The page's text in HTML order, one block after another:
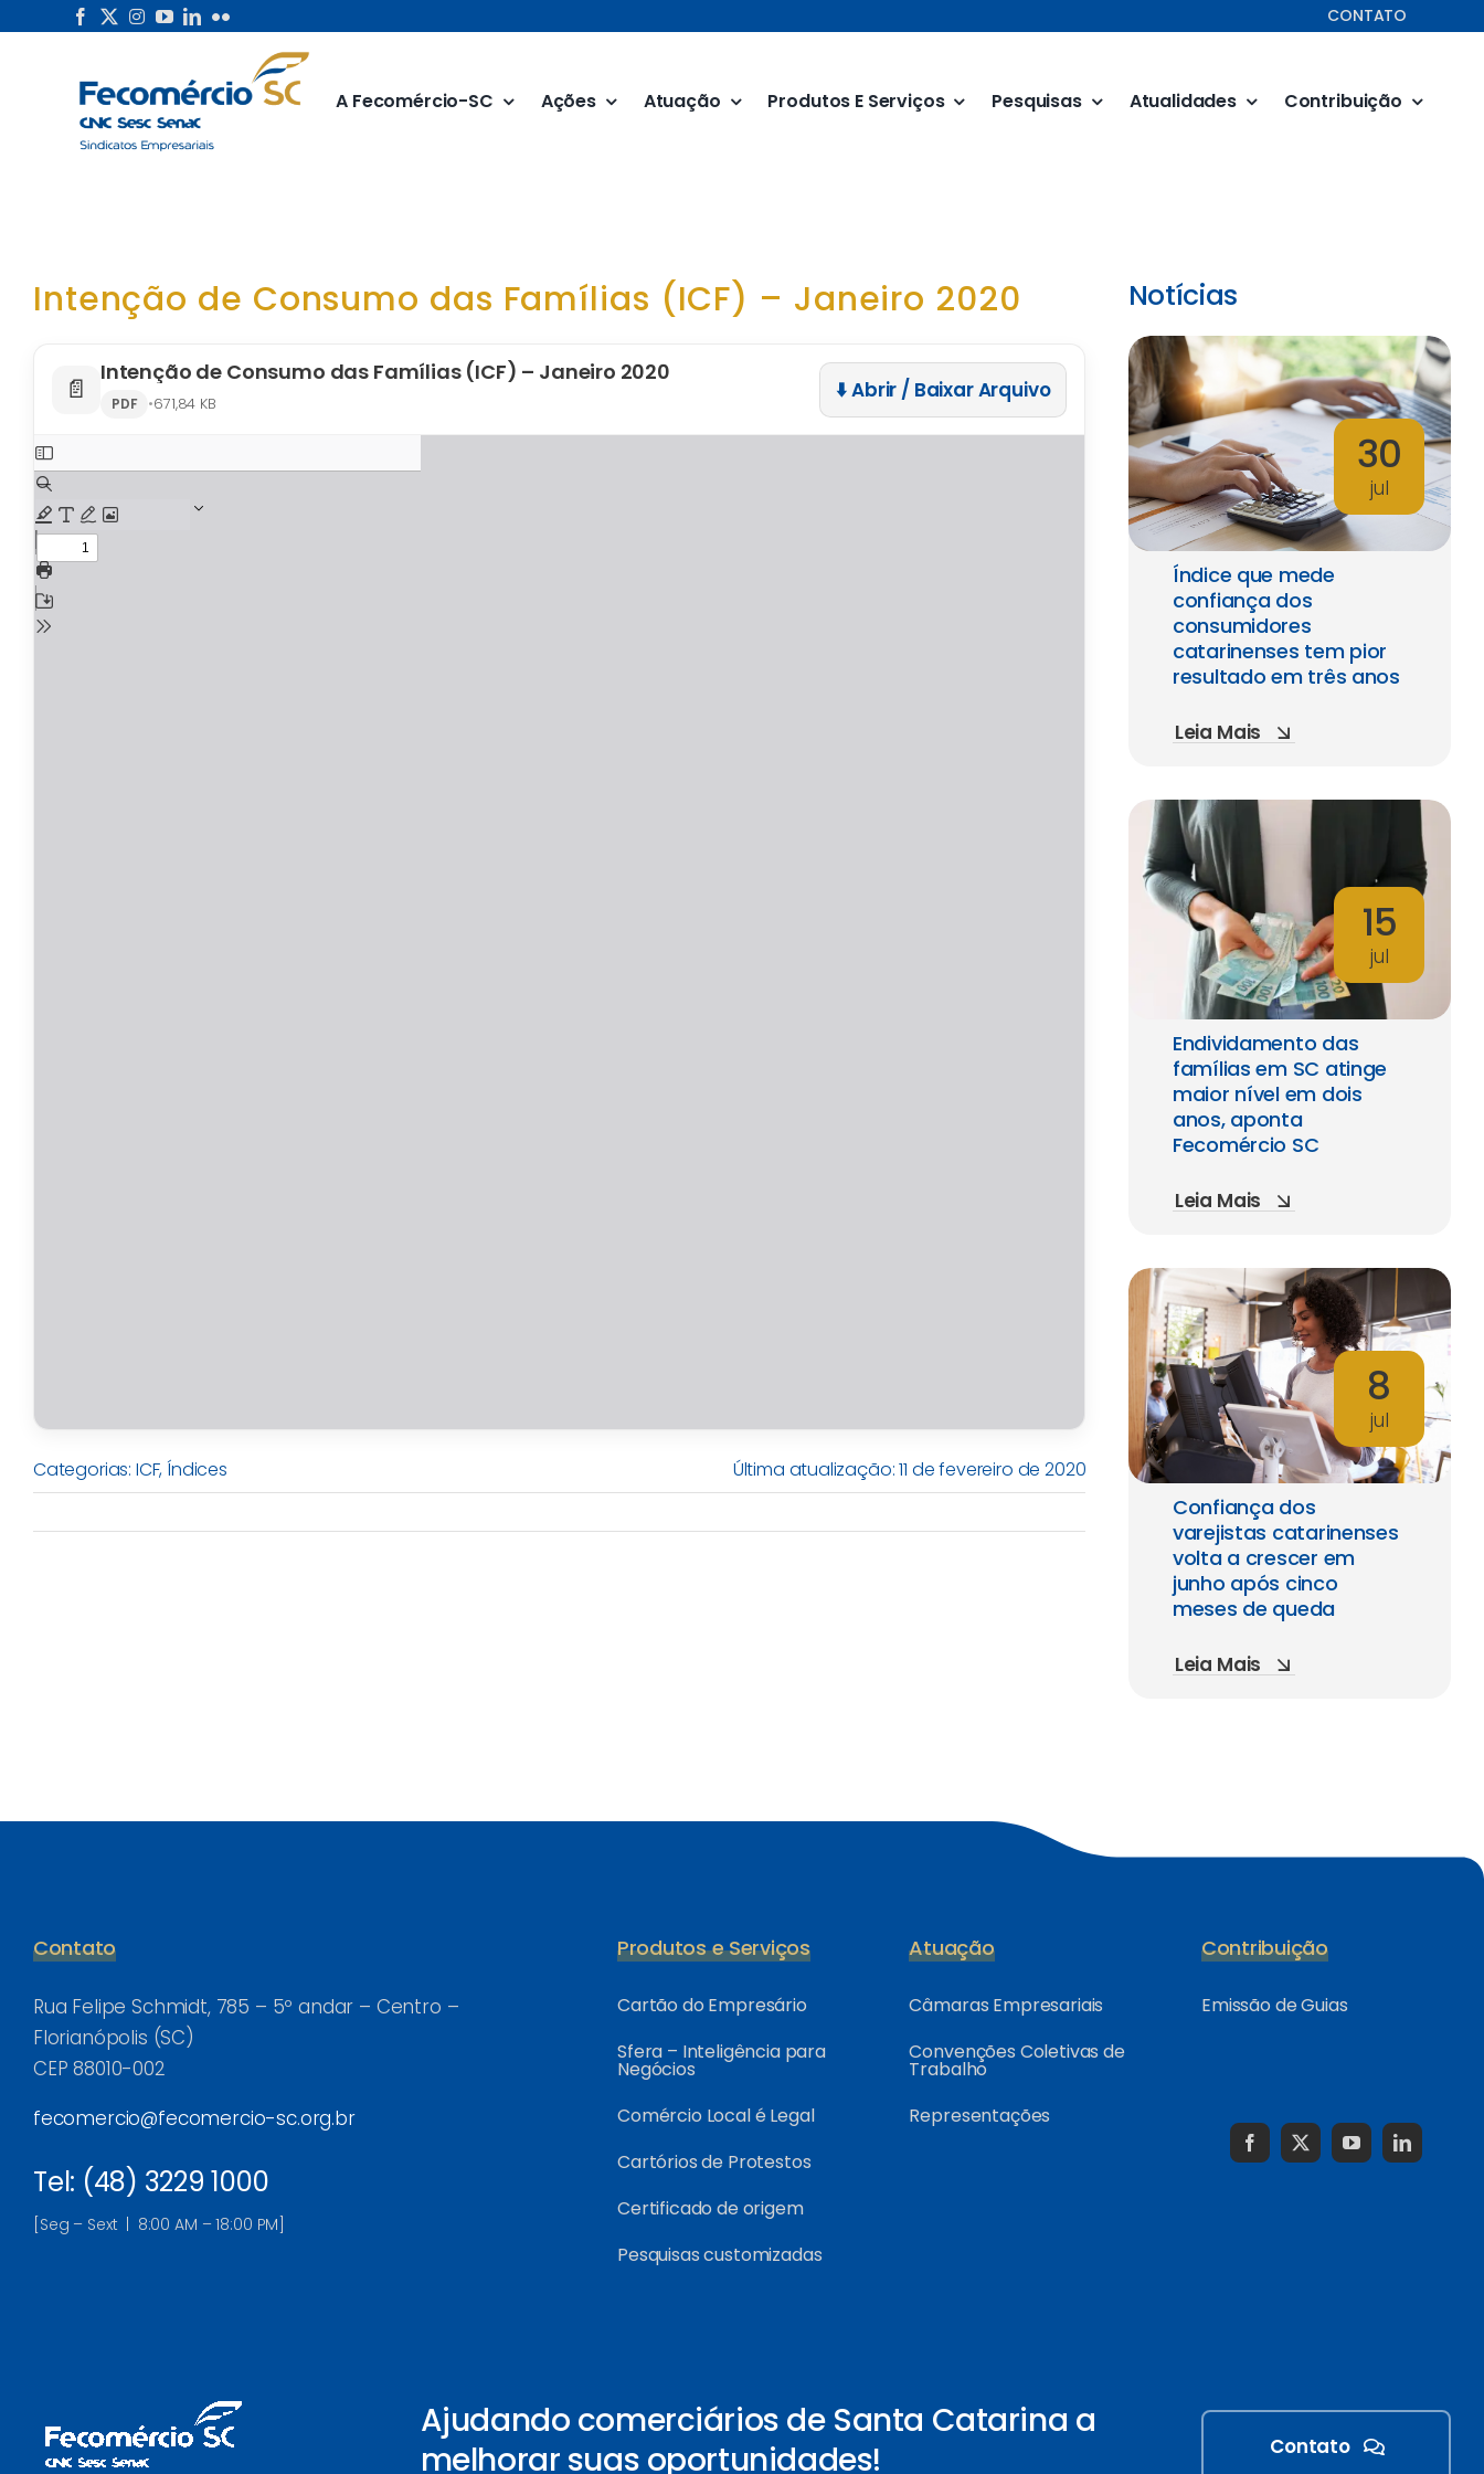
CONTATO
A Fecomércio-SC Ações Atuação Produtos E Serviços Pesquisas Atualidades Contribuição
Intenção de Consumo das Famílias (ICF) – Janeiro 2020
📄
Intenção de Consumo das Famílias (ICF) – Janeiro 2020
PDF •671,84 KB
⬇️ Abrir / Baixar Arquivo
Categorias: ICF, Índices Última atualização: 11 de fevereiro de 2020
Notícias
30
jul
Índice que mede
confiança dos
consumidores
catarinenses tem pior
resultado em três anos
Leia Mais
15
jul
Endividamento das
famílias em SC atinge
maior nível em dois
anos, aponta
Fecomércio SC
Leia Mais
8
jul
Confiança dos
varejistas catarinenses
volta a crescer em
junho após cinco
meses de queda
Leia Mais
Contato
Rua Felipe Schmidt, 785 – 5º andar – Centro –
Florianópolis (SC)
CEP 88010-002
fecomercio@fecomercio-sc.org.br
Tel: (48) 3229 1000
[Seg – Sext | 8:00 AM – 18:00 PM]
Produtos e Serviços
Cartão do Empresário
Sfera – Inteligência para
Negócios
Comércio Local é Legal
Cartórios de Protestos
Certificado de origem
Pesquisas customizadas
Atuação
Câmaras Empresariais
Convenções Coletivas de
Trabalho
Representações
Contribuição
Emissão de Guias
Ajudando comerciários de Santa Catarina a
melhorar suas oportunidades!
Contato